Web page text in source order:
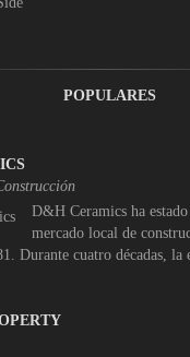
POPULARES
D&H Ceramics ha
mercado local de
Durante cuatro décadas, la